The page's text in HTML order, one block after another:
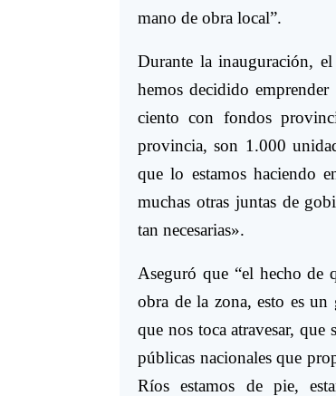
mano de obra local”.
Durante la inauguración,
hemos decidido
ciento con fondos
provincia, son 1.000
que lo estamos haciendo
muchas otras juntas de
tan necesarias».
Aseguró que “el hecho de
obra de la zona, esto es
que nos toca atravesar,
públicas nacionales que
Ríos estamos de pie,